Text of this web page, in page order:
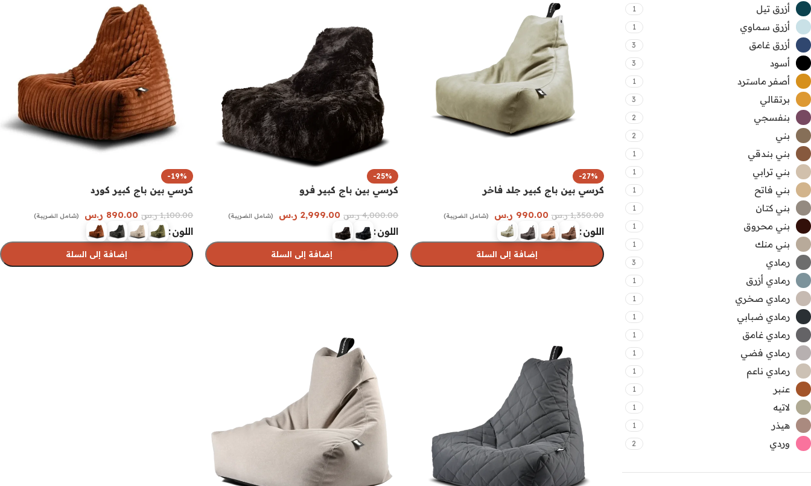
أزرق تيل 1
أزرق سماوي 1
أزرق غامق 3
أسود 3
أصفر ماسترد 1
برتقالي 3
بنفسجي 2
بني 2
بني بندقي 1
بني ترابي 1
بني فاتح 1
بني كتان 1
بني محروق 1
بني منك 1
رمادي 3
رمادي أزرق 1
رمادي صخري 1
رمادي ضبابي 1
رمادي غامق 1
رمادي فضي 1
رمادي ناعم 1
عنبر 1
لاتيه 1
هيذر 1
وردي 2
-27%
كرسي بين باج كبير جلد فاخر
1,350.00 ر.س 990.00 ر.س (شامل الضريبة)
اللون
إضافة إلى السلة
-25%
كرسي بين باج كبير فرو
4,000.00 ر.س 2,999.00 ر.س (شامل الضريبة)
اللون
إضافة إلى السلة
-19%
كرسي بين باج كبير كورد
1,100.00 ر.س 890.00 ر.س (شامل الضريبة)
اللون
إضافة إلى السلة